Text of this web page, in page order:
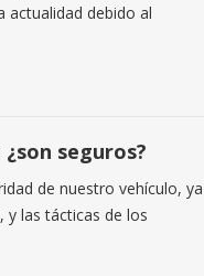
actualidad debido al
seguros?
de nuestro vehículo, ya
y las tácticas de los